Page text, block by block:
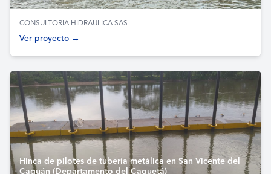
CONSULTORIA HIDRAULICA SAS
Ver proyecto →
Hinca de pilotes de tubería metálica en San Vicente del
Caguán (Departamento del Caquetá)